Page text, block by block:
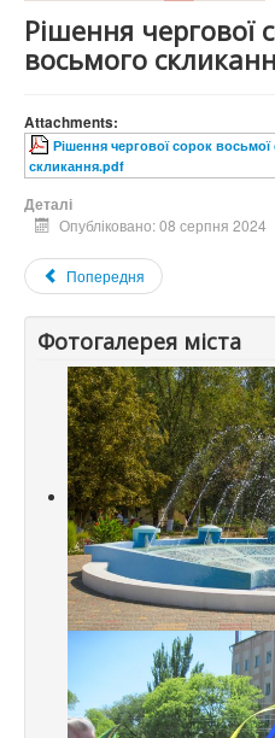
Рішення чергової
восьмого
Attachments:
Рішення чергової сорок восьмої
скликання.pdf
Деталі
Опубліковано: 08 серпня 2024
Попередня
Фотогалерея міста